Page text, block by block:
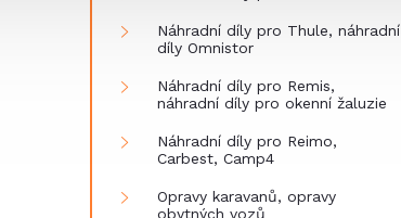
Náhradní díly pro Thule, náhradní
díly Omnistor
Náhradní díly pro Remis,
náhradní díly pro okenní žaluzie
Náhradní díly pro Reimo,
Carbest, Camp4
Opravy karavanů, opravy
obytných vozů